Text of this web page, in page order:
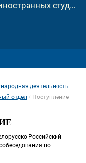
Турнир по минифутболу среди иностранных студентов
деятельность
отдел
Поступление
Российский
по